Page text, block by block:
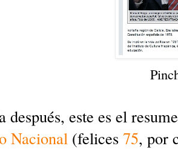
después, este es el
Nacional (felices 75, por